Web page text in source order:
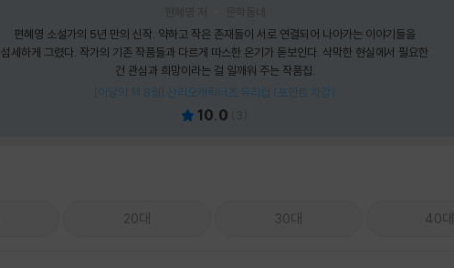
편혜영 소설가의 5년 만의 신작. 약하고 작은 존재들이 서로 연결되어 나아가는 이야기들을
섬세하게 그렸다. 작가의 기존 작품들과 다르게 따스한 온기가 돋보인다. 삭막한 현실에서 필요한
건 관심과 희망이라는 걸 일깨워 주는 작품집.
[이달의 책 8월] 산리오캐릭터즈 유리컵 (포인트 차감)
10.0
20대 30대 40대